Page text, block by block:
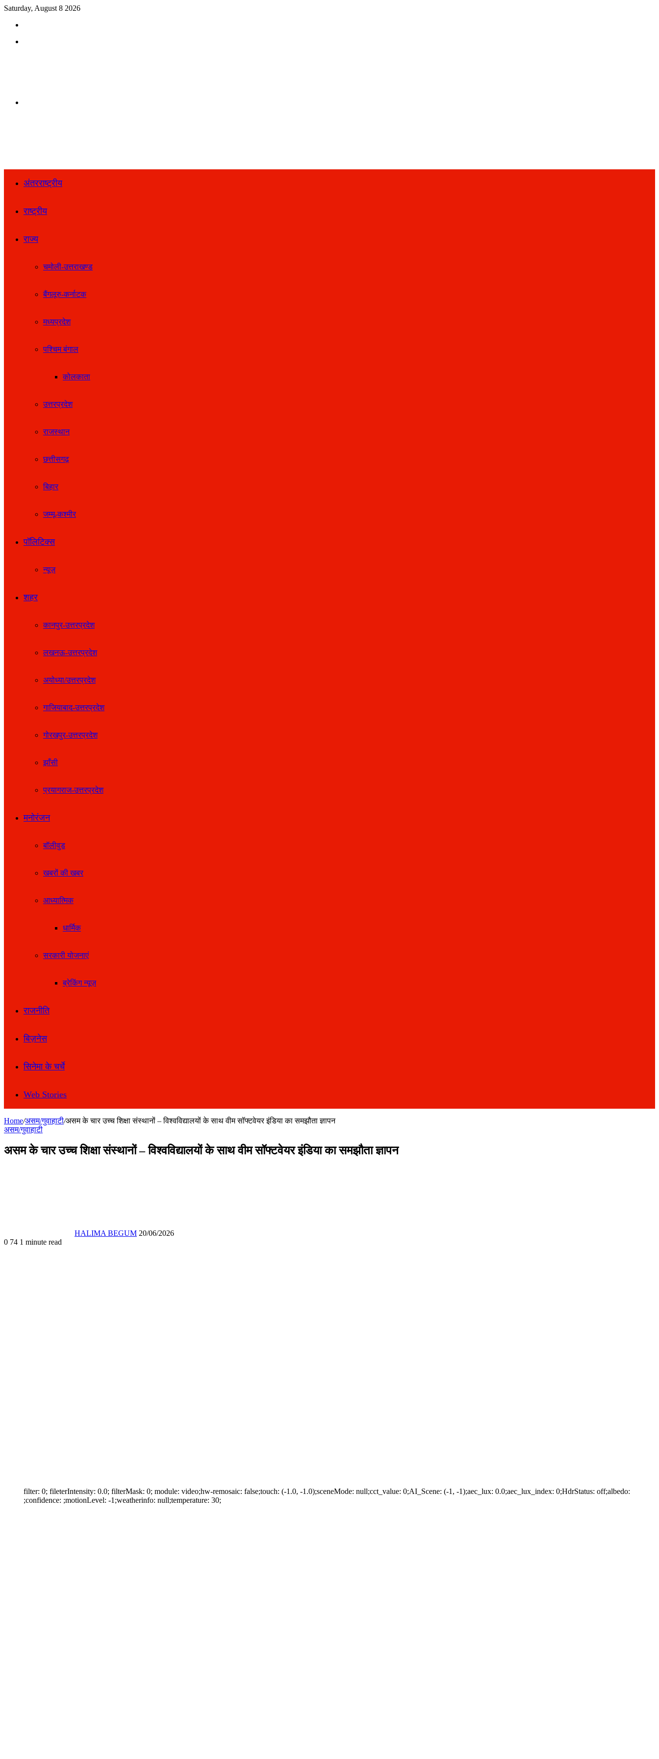
Saturday, August 8 2026
अंतरराष्ट्रीय
राष्ट्रीय
राज्य
चमोली-उत्तराखण्ड
बैंगलूरु-कर्नाटक
मध्यप्रदेश
पश्चिम बंगाल
कोलकाता
उत्तरप्रदेश
राजस्थान
छत्तीसगढ़
बिहार
जम्मू-कश्मीर
पॉलिटिक्स
न्यूज़
शहर
कानपुर-उत्तरप्रदेश
लखनऊ-उत्तरप्रदेश
अयोध्या/उत्तरप्रदेश
गाजियाबाद-उत्तरप्रदेश
गोरखपुर-उत्तरप्रदेश
झाँसी
प्रयागराज-उत्तरप्रदेश
मनोरंजन
बॉलीवुड
खबरों की खबर
आध्यात्मिक
धार्मिक
सरकारी योजनाएं
ब्रेकिंग न्यूज़
राजनीति
बिज़नेस
सिनेमा के चर्चे
Web Stories
Home/असम/गुवाहाटी/असम के चार उच्च शिक्षा संस्थानों – विश्वविद्यालयों के साथ वीम सॉफ्टवेयर इंडिया का समझौता ज्ञापन
असम/गुवाहाटी
असम के चार उच्च शिक्षा संस्थानों – विश्वविद्यालयों के साथ वीम सॉफ्टवेयर इंडिया का समझौता ज्ञापन
HALIMA BEGUM 20/06/2026
0 74 1 minute read
filter: 0; fileterIntensity: 0.0; filterMask: 0; module: video;hw-remosaic: false;touch: (-1.0, -1.0);sceneMode: null;cct_value: 0;AI_Scene: (-1, -1);aec_lux: 0.0;aec_lux_index: 0;HdrStatus: off;albedo:
;confidence: ;motionLevel: -1;weatherinfo: null;temperature: 30;